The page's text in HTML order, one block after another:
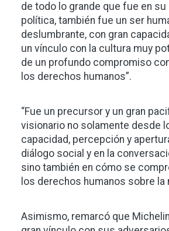
de todo lo grande que fue en su
política, también fue un ser
deslumbrante, con gran
un vínculo con la cultura muy
de un profundo compromiso
los derechos humanos”.
“Fue un precursor y un gran
visionario no solamente desde
capacidad, percepción y
diálogo social y en la
sino también en cómo se
los derechos humanos sobre la
Asimismo, remarcó que